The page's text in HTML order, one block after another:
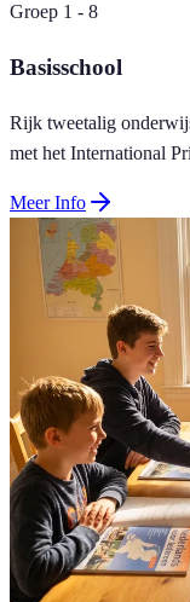
Groep 1 - 8
Basisschool
Rijk tweetalig
met het International
Meer Info